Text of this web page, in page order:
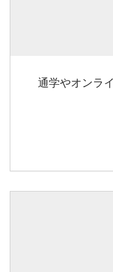
通学やオンラ